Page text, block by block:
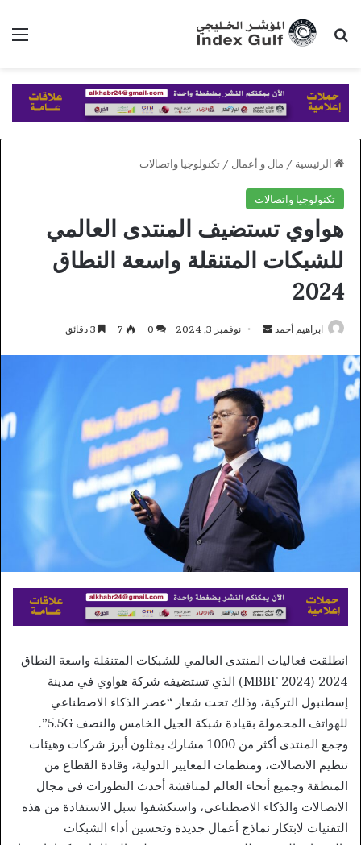
بحث عن
الرئيسية / مال و أعمال / تكنولوجيا واتصالات
تكنولوجيا واتصالات
هواوي تستضيف المنتدى العالمي
للشبكات المتنقلة واسعة النطاق
2024
ابراهيم أحمد
أرسل
إلكترونيا
نوفمبر 3, 2024 0
7
انطلقت فعاليات المنتدى العالمي للشبكات المتنقلة واسعة النطاق
2024 (MBBF 2024) الذي تستضيفه شركة هواوي في مدينة
إسطنبول التركية، وذلك تحت شعار “عصر الذكاء الاصطناعي
للهواتف المحمولة بقيادة شبكة الجيل الخامس والنصف 5.5G”.
وجمع المنتدى أكثر من 1000 مشارك يمثلون أبرز شركات وهيئات
تنظيم الاتصالات، ومنظمات المعايير الدولية، وقادة القطاع من
المنطقة وجميع أنحاء العالم لمناقشة أحدث التطورات في مجال
الاتصالات والذكاء الاصطناعي، واستكشفوا سبل الاستفادة من هذه
التقنيات لابتكار نماذج أعمال جديدة وتحسين أداء الشبكات